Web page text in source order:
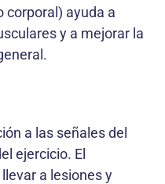
corporal) ayuda a
y a mejorar la
a las señales del
ejercicio. El
a lesiones y